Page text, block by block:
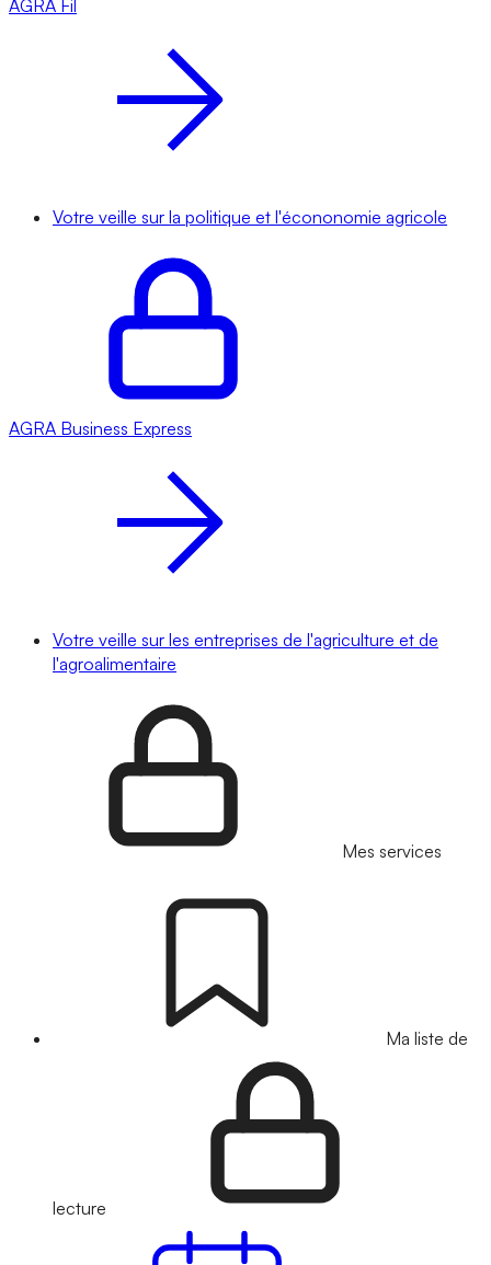
AGRA Fil
Votre veille sur la politique et l'écononomie agricole
AGRA Business Express
Votre veille sur les entreprises de l'agriculture et de
l'agroalimentaire
Mes services
Ma liste de
lecture